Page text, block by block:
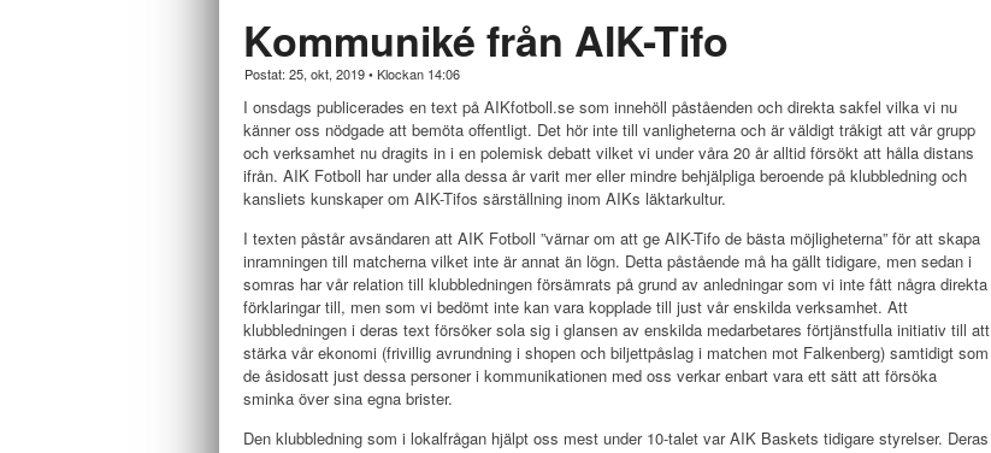
Kommuniké från AIK-Tifo
Postat: 25, okt, 2019•Klockan 14:06
I onsdags publicerades en text på AIKfotboll.se som innehöll påståenden och direkta sakfel vilka vi nu
känner oss nödgade att bemöta offentligt. Det hör inte till vanligheterna och är väldigt tråkigt att vår grupp
och verksamhet nu dragits in i en polemisk debatt vilket vi under våra 20 år alltid försökt att hålla distans
ifrån. AIK Fotboll har under alla dessa år varit mer eller mindre behjälpliga beroende på klubbledning och
kansliets kunskaper om AIK-Tifos särställning inom AIKs läktarkultur.
I texten påstår avsändaren att AIK Fotboll ”värnar om att ge AIK-Tifo de bästa möjligheterna” för att skapa
inramningen till matcherna vilket inte är annat än lögn. Detta påstående må ha gällt tidigare, men sedan i
somras har vår relation till klubbledningen försämrats på grund av anledningar som vi inte fått några direkta
förklaringar till, men som vi bedömt inte kan vara kopplade till just vår enskilda verksamhet. Att
klubbledningen i deras text försöker sola sig i glansen av enskilda medarbetares förtjänstfulla initiativ till att
stärka vår ekonomi (frivillig avrundning i shopen och biljettpåslag i matchen mot Falkenberg) samtidigt som
de åsidosatt just dessa personer i kommunikationen med oss verkar enbart vara ett sätt att försöka
sminka över sina egna brister.
Den klubbledning som i lokalfrågan hjälpt oss mest under 10-talet var AIK Baskets tidigare styrelser. Deras